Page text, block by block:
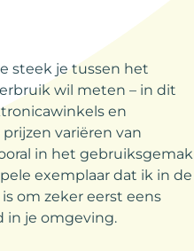
steek je tussen het
wil meten – in dit
en
variëren van
in het gebruiksgemak
exemplaar dat ik in de
om zeker eerst eens
in je omgeving.